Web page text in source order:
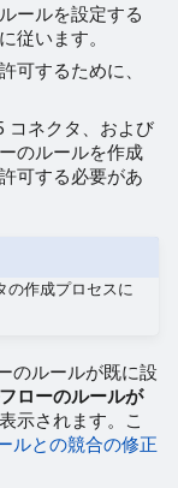
ールを設定する
従います。
可するために、
ネクタ、および
のルールを作成
可する必要があ
の作成プロセスに
のルールが既に設
ローのルールが
示されます。こ
ルとの競合の修正